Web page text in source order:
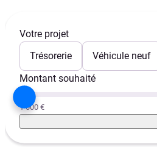
Votre projet
Trésorerie
Véhicule neuf
Montant souhaité
1 000 €